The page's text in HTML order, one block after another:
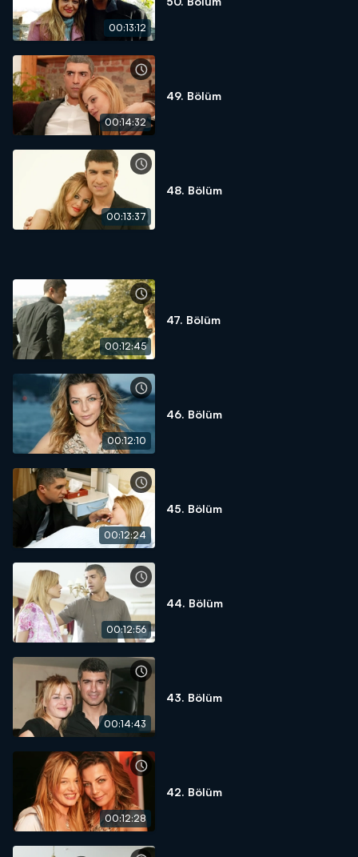
00:13:12
00:14:32
49. Bölüm
00:13:37
48. Bölüm
00:12:45
47. Bölüm
00:12:10
46. Bölüm
00:12:24
45. Bölüm
00:12:56
44. Bölüm
00:14:43
43. Bölüm
00:12:28
42. Bölüm